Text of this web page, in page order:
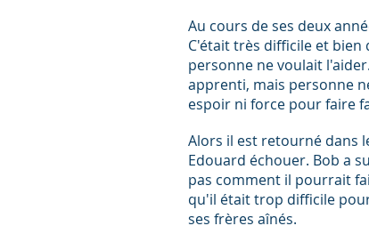
Au cours de ses deux
C'était très difficile et
personne ne voulait
apprenti, mais personne
espoir ni force pour faire
Alors il est retourné dans
Edouard échouer. Bob a
pas comment il pourrait
qu'il était trop difficile
ses frères aînés.